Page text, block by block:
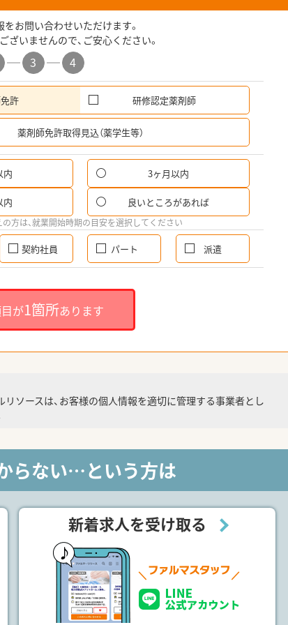
お問い合わせいただけます。
ざいませんので、ご安心ください。
3 4
許 研修認定薬剤師
薬剤師免許取得見込（薬学生等）
内 3ヶ月以内
内 良いところがあれば
方は、就業開始時期の目安を選択してください
契約社員 パート 派遣
が1箇所あります
リソースは、お客様の個人情報を適切に管理する事業者とし
らない…という方は
新着求人を受け取る